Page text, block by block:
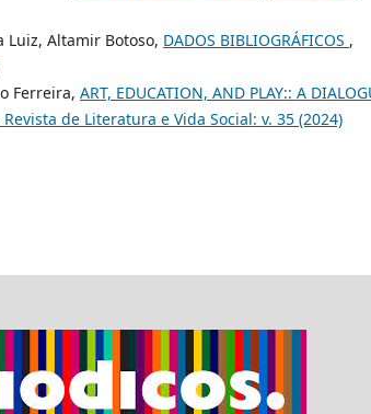
Luiz, Altamir Botoso, DADOS BIBLIOGRÁFICOS ,
Ferreira, ART, EDUCATION, AND PLAY:: A
de Literatura e Vida Social: v. 35 (2024)